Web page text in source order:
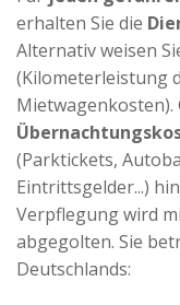
erhalten Sie die
Alternativ weisen
(Kilometerleistung
Mietwagenkosten).
(Parktickets,
Eintrittsgelder...)
Verpflegung wird
abgegolten. Sie
Deutschlands: